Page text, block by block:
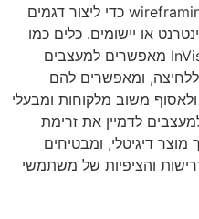
קרובות בכלי אב טיפוס ו-wireframing כדי ליצור דגמים
או יישומים. כלים כמו
Adobe XD, Sketch ו-InVision מאפשרים למעצבים
ללחיצה, ומאפשרים להם
משוב מלקוחות ומבעלי
לדמיין את זרימת
דיגיטלי, ומבטיחים
והציפיות של משתמשי